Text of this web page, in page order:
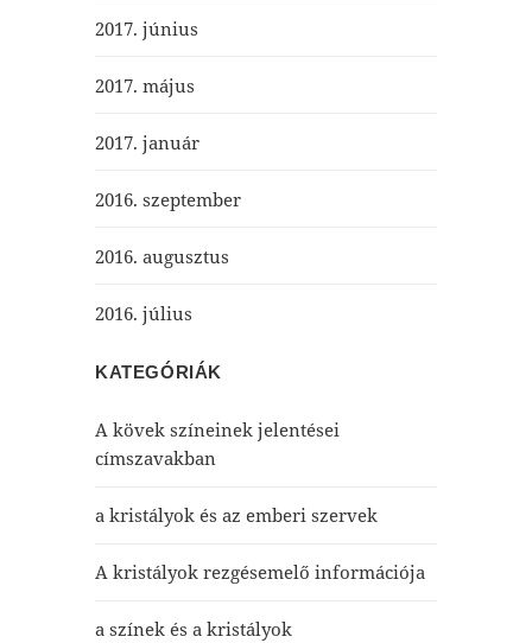
2017. június
2017. május
2017. január
2016. szeptember
2016. augusztus
2016. július
KATEGÓRIÁK
A kövek színeinek jelentései
címszavakban
a kristályok és az emberi szervek
A kristályok rezgésemelő információja
a színek és a kristályok